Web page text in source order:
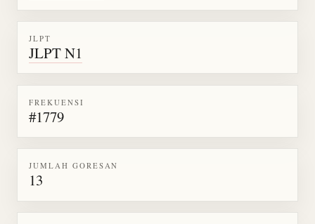
JLPT
JLPT N1
FREKUENSI
#1779
JUMLAH GORESAN
13